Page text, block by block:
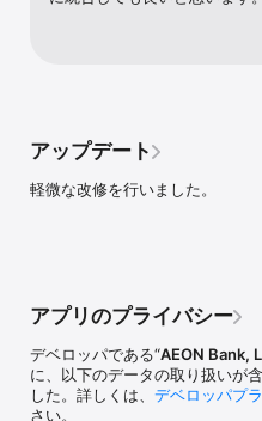
※イオン銀行が提供する「イオ
株式会社が提供する「PayB」を
ビリングシステム株式会社が提
アップデート
軽微な改修を行いました。
アプリのプライバシー
デベロッパである“AEON Bank,
に、以下のデータの取り扱いが
した。詳しくは、 デベロッパプ
さい。